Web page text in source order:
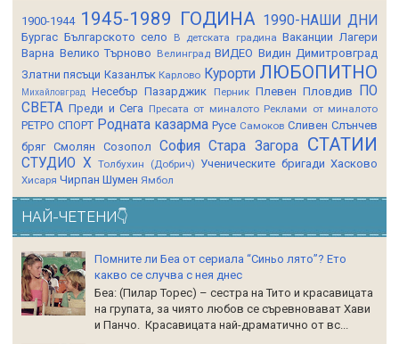
1900-1944 1945-1989 ГОДИНА 1990-НАШИ ДНИ
Бургас Българското село В детската градина Ваканции Лагери
Варна Велико Търново Велинград ВИДЕО Видин Димитровград
Златни пясъци Казанлък Карлово Курорти ЛЮБОПИТНО
Михайловград Несебър Пазарджик Перник Плевен Пловдив
ПО
СВЕТА Преди и Сега Пресата от миналото Реклами от миналото
РЕТРО СПОРТ Родната казарма Русе Самоков Сливен Слънчев
бряг Смолян Созопол София Стара Загора СТАТИИ
СТУДИО Х Толбухин (Добрич) Ученическите бригади Хасково
Хисаря Чирпан Шумен Ямбол
НАЙ-ЧЕТЕНИ👇
Помните ли Беа от сериала “Синьо лято”? Ето
какво се случва с нея днес
Беа: (Пилар Торес) – сестра на Тито и красавицата
на групата, за чиято любов се съревновават Хави
и Панчо. Красавицата най-драматично от вс...